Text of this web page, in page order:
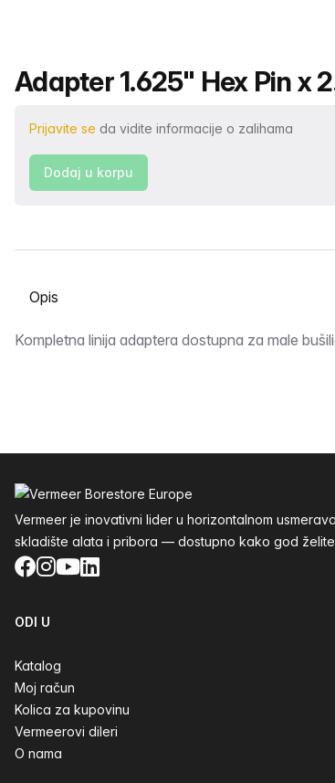
Naziv proizvoda
Adapter 1.625" Hex Pin x
Prijavite se da vidite informacije o zalihama
Dodaj u korpu
Odaberite karticu
Opis
Kompletna linija adaptera dostupna za male
Vermeer je inovativni lider u horizontalnom
skladište alata i pribora — dostupno kako god
Facebook
Instagram
YouTube
LinkedIn
ODI U
Katalog
Moj račun
Kolica za kupovinu
Vermeerovi dileri
O nama